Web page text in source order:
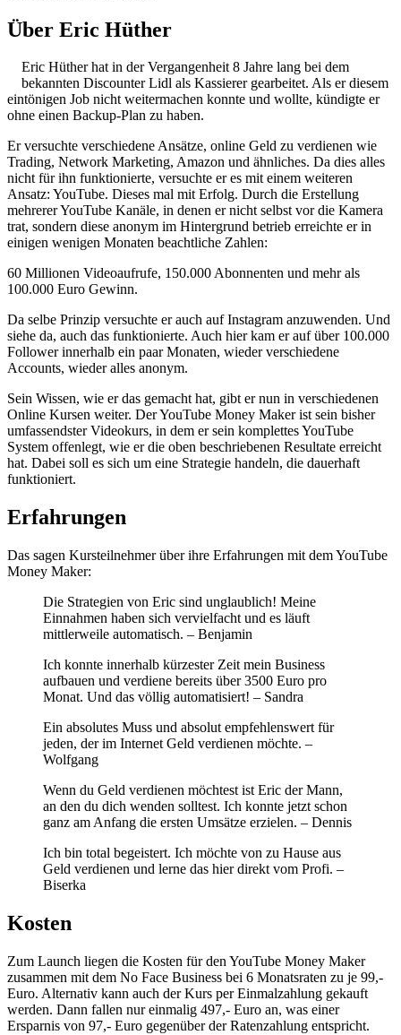
Über Eric Hüther
Eric Hüther hat in der Vergangenheit 8 Jahre lang bei dem
bekannten Discounter Lidl als Kassierer gearbeitet. Als er diesem
eintönigen Job nicht weitermachen konnte und wollte, kündigte er
ohne einen Backup-Plan zu haben.
Er versuchte verschiedene Ansätze, online Geld zu verdienen wie
Trading, Network Marketing, Amazon und ähnliches. Da dies alles
nicht für ihn funktionierte, versuchte er es mit einem weiteren
Ansatz: YouTube. Dieses mal mit Erfolg. Durch die Erstellung
mehrerer YouTube Kanäle, in denen er nicht selbst vor die Kamera
trat, sondern diese anonym im Hintergrund betrieb erreichte er in
einigen wenigen Monaten beachtliche Zahlen:
60 Millionen Videoaufrufe, 150.000 Abonnenten und mehr als
100.000 Euro Gewinn.
Da selbe Prinzip versuchte er auch auf Instagram anzuwenden. Und
siehe da, auch das funktionierte. Auch hier kam er auf über 100.000
Follower innerhalb ein paar Monaten, wieder verschiedene
Accounts, wieder alles anonym.
Sein Wissen, wie er das gemacht hat, gibt er nun in verschiedenen
Online Kursen weiter. Der YouTube Money Maker ist sein bisher
umfassendster Videokurs, in dem er sein komplettes YouTube
System offenlegt, wie er die oben beschriebenen Resultate erreicht
hat. Dabei soll es sich um eine Strategie handeln, die dauerhaft
funktioniert.
Erfahrungen
Das sagen Kursteilnehmer über ihre Erfahrungen mit dem YouTube
Money Maker:
Die Strategien von Eric sind unglaublich! Meine
Einnahmen haben sich vervielfacht und es läuft
mittlerweile automatisch. – Benjamin
Ich konnte innerhalb kürzester Zeit mein Business
aufbauen und verdiene bereits über 3500 Euro pro
Monat. Und das völlig automatisiert! – Sandra
Ein absolutes Muss und absolut empfehlenswert für
jeden, der im Internet Geld verdienen möchte. –
Wolfgang
Wenn du Geld verdienen möchtest ist Eric der Mann,
an den du dich wenden solltest. Ich konnte jetzt schon
ganz am Anfang die ersten Umsätze erzielen. – Dennis
Ich bin total begeistert. Ich möchte von zu Hause aus
Geld verdienen und lerne das hier direkt vom Profi. –
Biserka
Kosten
Zum Launch liegen die Kosten für den YouTube Money Maker
zusammen mit dem No Face Business bei 6 Monatsraten zu je 99,-
Euro. Alternativ kann auch der Kurs per Einmalzahlung gekauft
werden. Dann fallen nur einmalig 497,- Euro an, was einer
Ersparnis von 97,- Euro gegenüber der Ratenzahlung entspricht.